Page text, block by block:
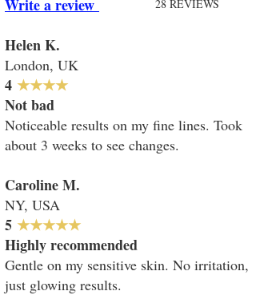
Write a review
Helen K.
London, UK
​​4 ★★★★
Not bad
Noticeable results on my fine lines. Took
about 3 weeks to see changes.
Caroline M.
NY, USA
​​5 ★★★★★
Highly recommended
Gentle on my sensitive skin. No irritation,
just glowing results.
28 REVIEWS